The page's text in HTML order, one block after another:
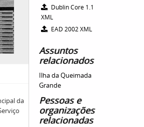
da
Dublin Core 1.1
XML
EAD 2002 XML
Assuntos
relacionados
Ilha da Queimada
Grande
Pessoas e
organizações
relacionadas